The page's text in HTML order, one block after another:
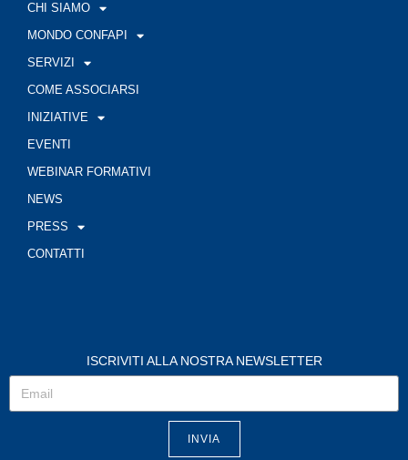
CHI SIAMO
MONDO CONFAPI
SERVIZI
COME ASSOCIARSI
INIZIATIVE
EVENTI
WEBINAR FORMATIVI
NEWS
PRESS
CONTATTI
ISCRIVITI ALLA NOSTRA NEWSLETTER
INVIA